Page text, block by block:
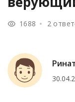
1688 2